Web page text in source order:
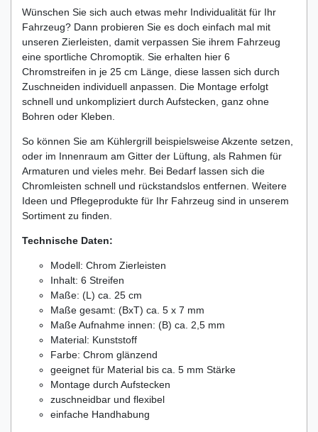
Wünschen Sie sich auch etwas mehr Individualität für Ihr
Fahrzeug? Dann probieren Sie es doch einfach mal mit
unseren Zierleisten, damit verpassen Sie ihrem Fahrzeug
eine sportliche Chromoptik. Sie erhalten hier 6
Chromstreifen in je 25 cm Länge, diese lassen sich durch
Zuschneiden individuell anpassen. Die Montage erfolgt
schnell und unkompliziert durch Aufstecken, ganz ohne
Bohren oder Kleben.
So können Sie am Kühlergrill beispielsweise Akzente setzen,
oder im Innenraum am Gitter der Lüftung, als Rahmen für
Armaturen und vieles mehr. Bei Bedarf lassen sich die
Chromleisten schnell und rückstandslos entfernen. Weitere
Ideen und Pflegeprodukte für Ihr Fahrzeug sind in unserem
Sortiment zu finden.
Technische Daten:
Modell: Chrom Zierleisten
Inhalt: 6 Streifen
Maße: (L) ca. 25 cm
Maße gesamt: (BxT) ca. 5 x 7 mm
Maße Aufnahme innen: (B) ca. 2,5 mm
Material: Kunststoff
Farbe: Chrom glänzend
geeignet für Material bis ca. 5 mm Stärke
Montage durch Aufstecken
zuschneidbar und flexibel
einfache Handhabung